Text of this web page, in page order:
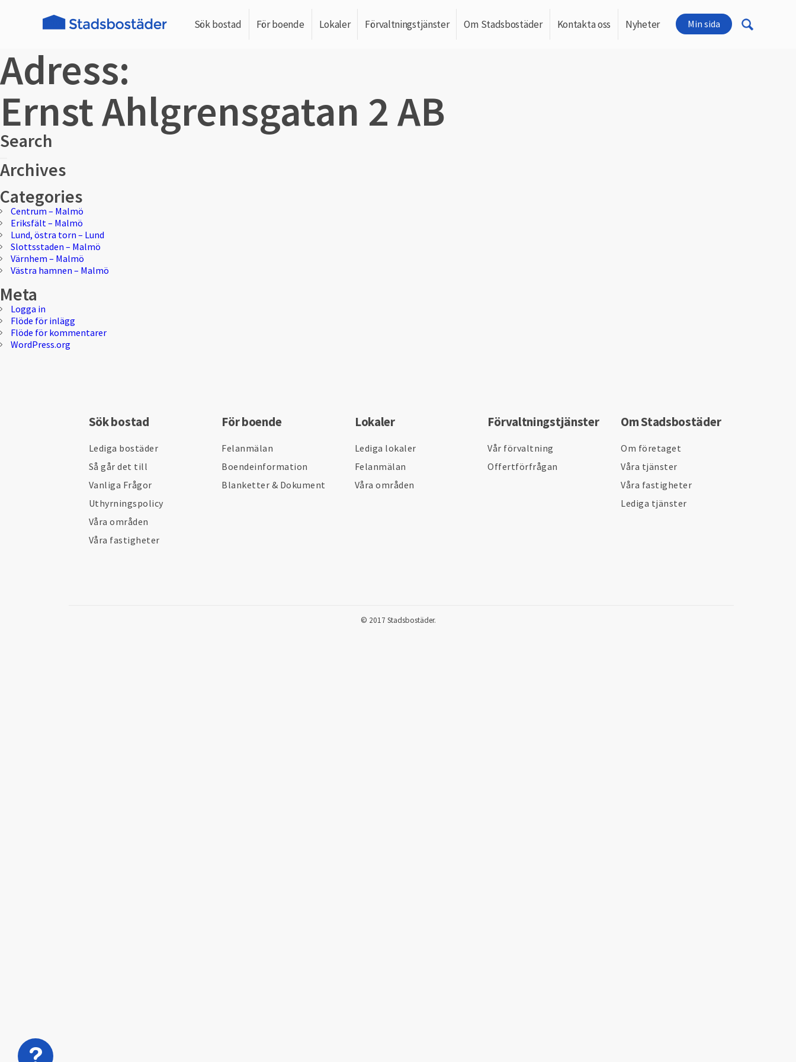
Sök bostad För boende Lokaler Förvaltningstjänster Om Stadsbostäder Kontakta oss Nyheter Min sida
Adress:
Ernst Ahlgrensgatan 2 AB
Search
efter:
Sök
Archives
Categories
Centrum – Malmö
Eriksfält – Malmö
Lund, östra torn – Lund
Slottsstaden – Malmö
Värnhem – Malmö
Västra hamnen – Malmö
Meta
Logga in
Flöde för inlägg
Flöde för kommentarer
WordPress.org
Sök bostad
Lediga bostäder
Så går det till
Vanliga Frågor
Uthyrningspolicy
Våra områden
Våra fastigheter
För boende
Felanmälan
Boendeinformation
Blanketter & Dokument
Lokaler
Lediga lokaler
Felanmälan
Våra områden
Förvaltningstjänster
Vår förvaltning
Offertförfrågan
Om Stadsbostäder
Om företaget
Våra tjänster
Våra fastigheter
Lediga tjänster
© 2017 Stadsbostäder.